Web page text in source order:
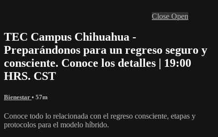
Close Open
TEC Campus Chihuahua -
Preparándonos para un regreso seguro y
consciente. Conoce los detalles | 19:00
HRS. CST
Bienestar • 57m
Conoce todo lo relacionada con el regreso consciente, etapas y
protocolos para el modelo híbrido.